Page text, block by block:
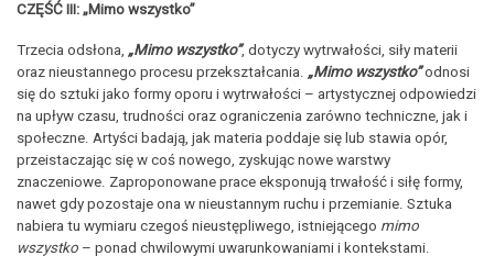
CZĘŚĆ III: „Mimo wszystko”
Trzecia odsłona, „Mimo wszystko”, dotyczy wytrwałości, siły materii
oraz nieustannego procesu przekształcania. „Mimo wszystko”odnosi
się do sztuki jako formy oporu i wytrwałości – artystycznej odpowiedzi
na upływ czasu, trudności oraz ograniczenia zarówno techniczne, jak i
społeczne. Artyści badają, jak materia poddaje się lub stawia opór,
przeistaczając się w coś nowego, zyskując nowe warstwy
znaczeniowe. Zaproponowane prace eksponują trwałość i siłę formy,
nawet gdy pozostaje ona w nieustannym ruchu i przemianie. Sztuka
nabiera tu wymiaru czegoś nieustępliwego, istniejącego mimo
wszystko – ponad chwilowymi uwarunkowaniami i kontekstami.